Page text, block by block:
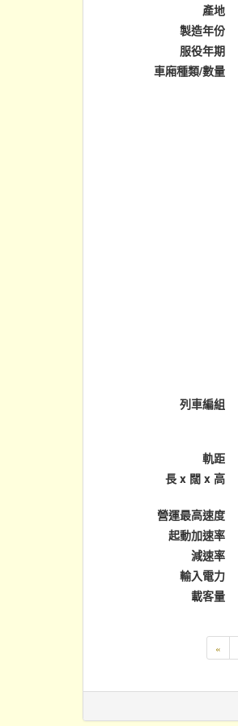
產地
製造年份
服役年期
車廂種類/數量
列車編組
軌距
長 x 闊 x 高
營運最高速度
起動加速率
減速率
輸入電力
載客量
«